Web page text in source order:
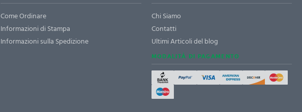
Come Ordinare
Informazioni di Stampa
Informazioni sulla Spedizione
Chi Siamo
Contatti
Ultimi Articoli del blog
MODALITÀ DI PAGAMENTO